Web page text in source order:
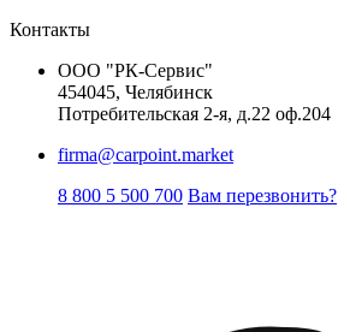
Контакты
ООО "РК-Сервис"
454045, Челябинск
Потребительская 2-я, д.22 оф.204
firma@carpoint.market
8 800 5 500 700 Вам перезвонить?